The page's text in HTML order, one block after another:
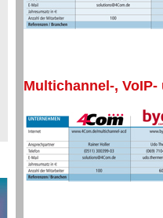
Multichannel-,